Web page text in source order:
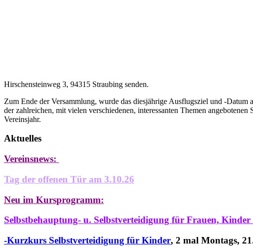
Hirschensteinweg 3, 94315 Straubing senden.
Zum Ende der Versammlung, wurde das diesjährige Ausflugsziel und -
der zahlreichen, mit vielen verschiedenen, interessanten Themen
Vereinsjahr.
Aktuelles
Vereinsnews:
Tag der offenen Tür am 3.10.26
Neu im Kursprogramm:
Selbstbehauptung- u. Selbstverteidigung für Frauen, Kinder
-Kurzkurs Selbstverteidigung für Kinder, 2 mal Montags,